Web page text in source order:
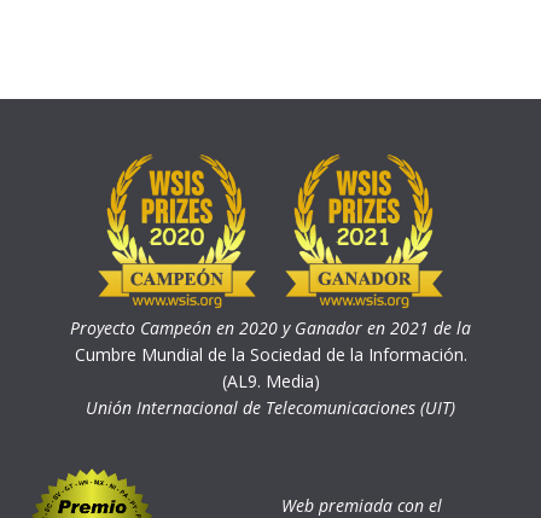
Proyecto Campeón en 2020 y Ganador en 2021 de la
Cumbre Mundial de la Sociedad de la Información.
(AL9. Media)
Unión Internacional de Telecomunicaciones (UIT)
Web premiada con el